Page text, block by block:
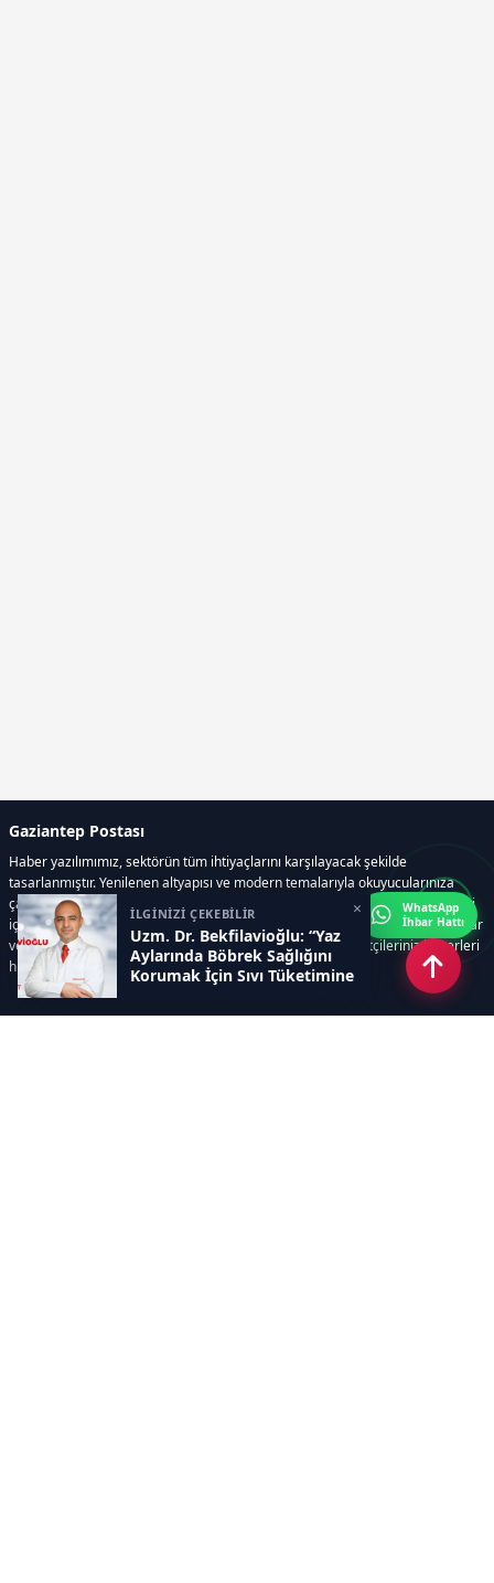
İLGİNİZİ ÇEKEBİLİR
Uzm. Dr. Bekfilavioğlu: “Yaz
Aylarında Böbrek Sağlığını
Korumak İçin Sıvı Tüketimine
×
Gaziantep Postası
Haber yazılımımız, sektörün tüm ihtiyaçlarını karşılayacak şekilde
tasarlanmıştır. Yenilenen altyapısı ve modern temalarıyla okuyucularınıza
çağdaş bir deneyim sunar. Sistemimiz, haber sitesinde gerekli tüm modülleri
içerir. Siz içerik üretmeye odaklanırken, yazılımımız zamandan tasarruf sağlar
ve süreçlerinizi kolaylaştırır. Etkili arayüzü sayesinde ziyaretçileriniz haberleri
hızlı ve keyifle takip edebilir.
WhatsApp
İhbar Hattı